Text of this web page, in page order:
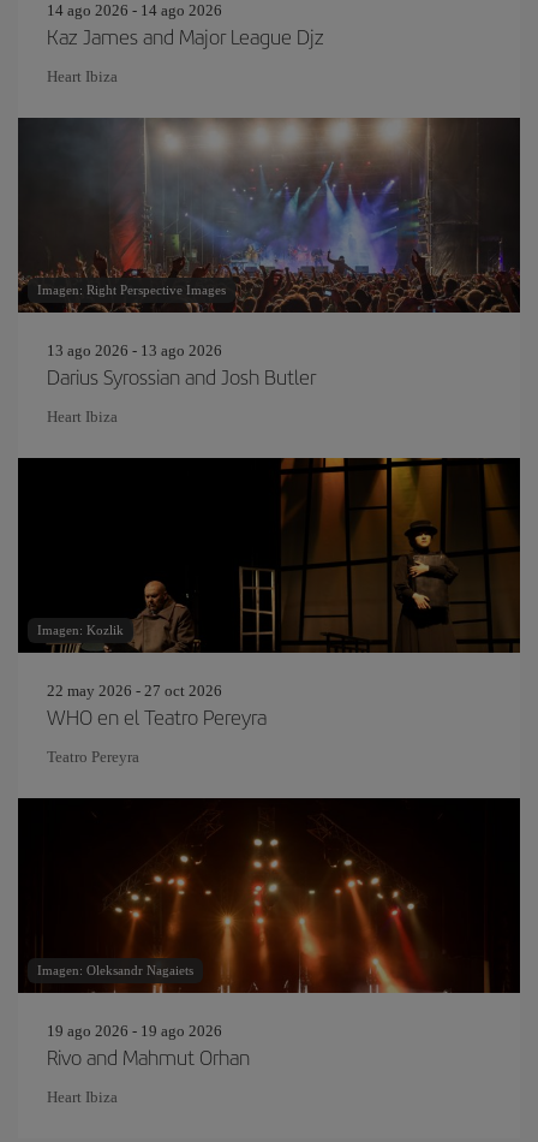
14 ago 2026 - 14 ago 2026
Kaz James and Major League Djz
Heart Ibiza
Imagen: Right Perspective Images
13 ago 2026 - 13 ago 2026
Darius Syrossian and Josh Butler
Heart Ibiza
Imagen: Kozlik
22 may 2026 - 27 oct 2026
WHO en el Teatro Pereyra
Teatro Pereyra
Imagen: Oleksandr Nagaiets
19 ago 2026 - 19 ago 2026
Rivo and Mahmut Orhan
Heart Ibiza